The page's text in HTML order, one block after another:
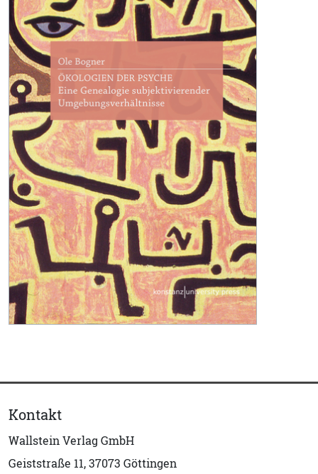
Kontakt
Wallstein Verlag GmbH
Geiststraße 11, 37073 Göttingen